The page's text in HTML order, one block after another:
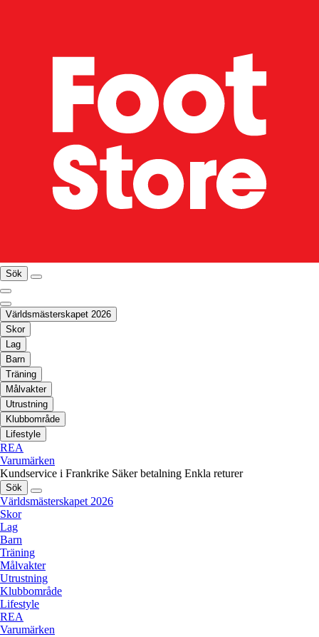
Sök
Världsmästerskapet 2026
Skor
Lag
Barn
Träning
Målvakter
Utrustning
Klubbområde
Lifestyle
REA
Varumärken
Kundservice i Frankrike Säker betalning Enkla returer
Sök
Världsmästerskapet 2026
Skor
Lag
Barn
Träning
Målvakter
Utrustning
Klubbområde
Lifestyle
REA
Varumärken